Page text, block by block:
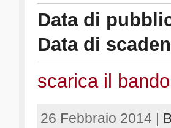
Data di
Data di
scarica il
26 Febbraio 2014 |